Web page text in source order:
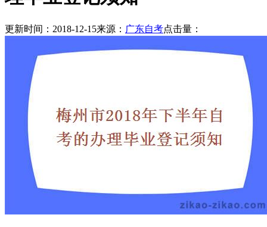
更新时间：2018-12-15来源： 广东自考点击量：